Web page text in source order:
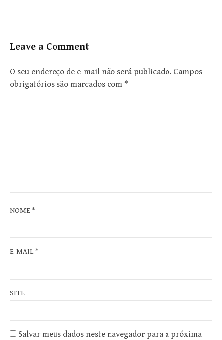
Leave a Comment
O seu endereço de e-mail não será publicado. Campos
obrigatórios são marcados com *
NOME*
E-MAIL*
SITE
Salvar meus dados neste navegador para a próxima